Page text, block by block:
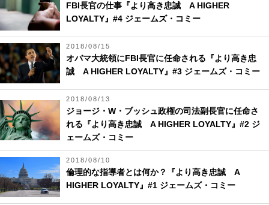
FBI長官の仕事『より高き忠誠 A HIGHER
LOYALTY』#4 ジェームズ・コミー
2018/08/15
オバマ大統領にFBI長官に任命される『より高き忠
誠 A HIGHER LOYALTY』#3 ジェームズ・コミー
2018/08/13
ジョージ・W・ブッシュ政権の司法副長官に任命さ
れる『より高き忠誠 A HIGHER LOYALTY』#2 ジ
ェームズ・コミー
2018/08/10
倫理的な指導者とは何か？『より高き忠誠 A
HIGHER LOYALTY』#1 ジェームズ・コミー